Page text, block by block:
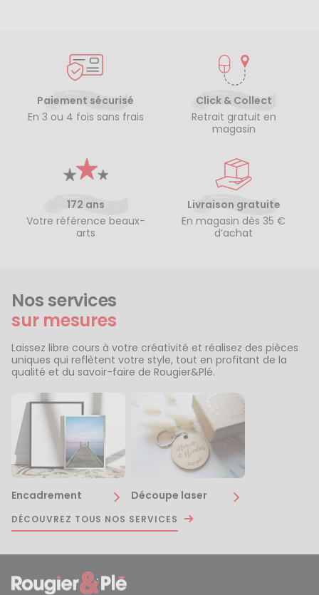
Paiement sécurisé
En 3 ou 4 fois sans frais
Click & Collect
Retrait gratuit en
magasin
172 ans
Votre référence beaux-
arts
Livraison gratuite
En magasin dès 35 €
d’achat
Nos services
sur mesures
Laissez libre cours à votre créativité et réalisez des pièces
uniques qui reflètent votre style, tout en profitant de la
qualité et du savoir-faire de Rougier&Plé.
Encadrement Découpe laser
DÉCOUVREZ TOUS NOS SERVICES